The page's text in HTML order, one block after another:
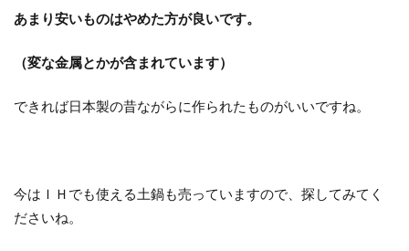
あまり安いものはやめた方が良いです。
（変な金属とかが含まれています）
できれば日本製の昔ながらに作られたものがいいですね。
今はＩＨでも使える土鍋も売っていますので、探してみてく
ださいね。